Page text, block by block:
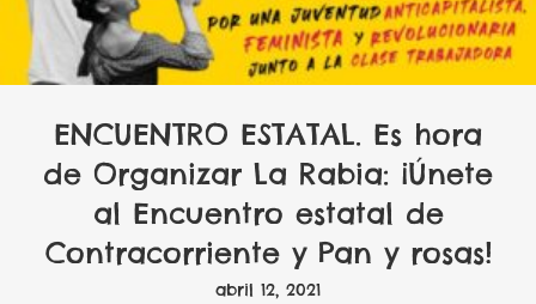
ENCUENTRO ESTATAL. Es hora
de Organizar La Rabia: ¡Únete
al Encuentro estatal de
Contracorriente y Pan y rosas!
abril 12, 2021